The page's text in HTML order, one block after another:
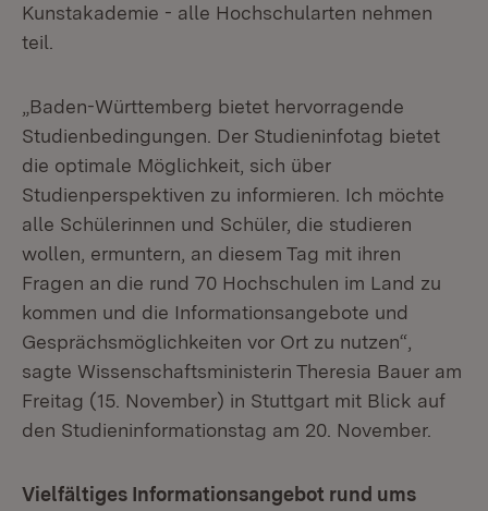
Kunstakademie - alle Hochschularten nehmen
teil.
„Baden-Württemberg bietet hervorragende
Studienbedingungen. Der Studieninfotag bietet
die optimale Möglichkeit, sich über
Studienperspektiven zu informieren. Ich möchte
alle Schülerinnen und Schüler, die studieren
wollen, ermuntern, an diesem Tag mit ihren
Fragen an die rund 70 Hochschulen im Land zu
kommen und die Informationsangebote und
Gesprächsmöglichkeiten vor Ort zu nutzen“,
sagte Wissenschaftsministerin Theresia Bauer am
Freitag (15. November) in Stuttgart mit Blick auf
den Studieninformationstag am 20. November.
Vielfältiges Informationsangebot rund ums